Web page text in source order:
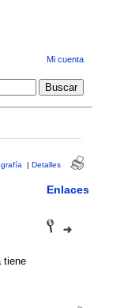
Mi cuenta
| Detalles
Enlaces
tiene